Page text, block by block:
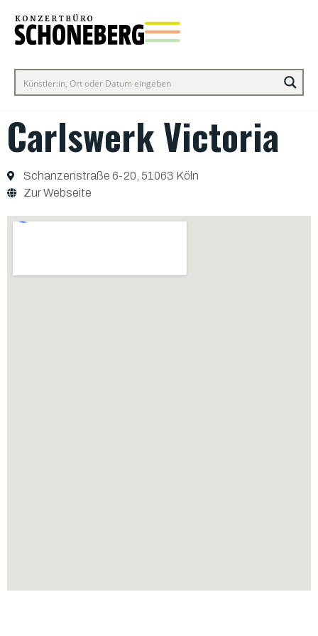
Carlswerk Victoria
Schanzenstraße 6-20, 51063 Köln
Zur Webseite